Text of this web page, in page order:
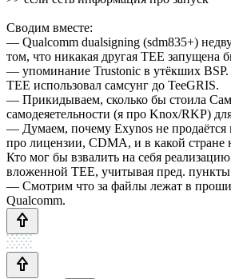
Сводим вместе:
— Qualcomm dualsigning (sdm835+)
том, что никакая другая TEE запущена
— упоминание Trustonic в утёкших BSP.
TEE использовал самсунг до TeeGRIS.
— Прикидываем, сколько бы стоила
самодеяетельности (я про Knox/RKP)
— Думаем, почему Exynos не продаётся
про лицензии, CDMA, и в какой стране
Кто мог бы взвалить на себя
вложенной TEE, учитывая пред.
— Смотрим что за файлы лежат в
Qualcomm.